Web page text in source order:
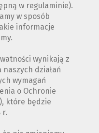
w regulaminie).
w sposób
informacje
wynikają z
działań
wymagań
o Ochronie
które będzie
r.